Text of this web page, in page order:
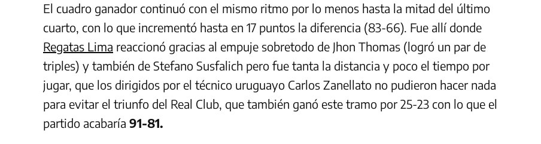
El cuadro ganador continuó con el mismo ritmo por lo menos hasta la mitad del último
cuarto, con lo que incrementó hasta en 17 puntos la diferencia (83-66). Fue allí donde
Regatas Lima reaccionó gracias al empuje sobretodo de Jhon Thomas (logró un par de
triples) y también de Stefano Susfalich pero fue tanta la distancia y poco el tiempo por
jugar, que los dirigidos por el técnico uruguayo Carlos Zanellato no pudieron hacer nada
para evitar el triunfo del Real Club, que también ganó este tramo por 25-23 con lo que el
partido acabaría 91-81.